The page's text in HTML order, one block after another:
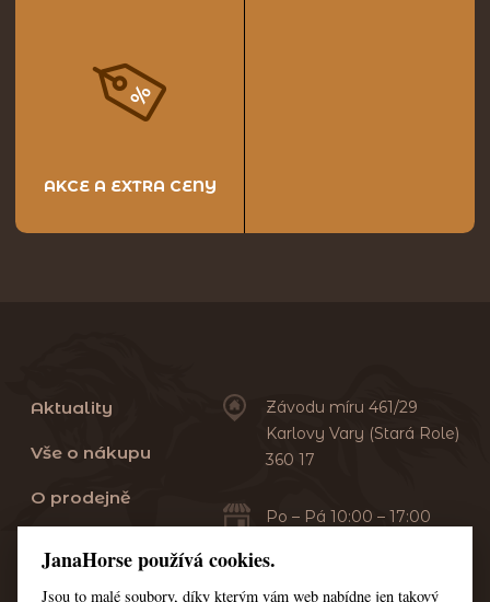
AKCE A EXTRA CENY
Aktuality
Vše o nákupu
O prodejně
Servis
Závodu míru 461/29
Karlovy Vary (Stará Role)
360 17
Po – Pá 10:00 – 17:00
JanaHorse používá cookies.
Jsou to malé soubory, díky kterým vám web nabídne jen takový